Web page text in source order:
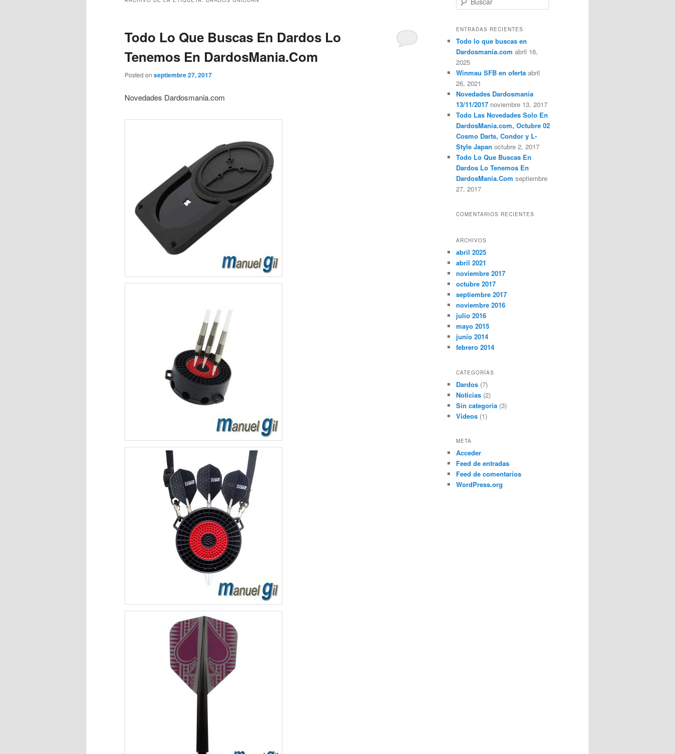
Todo Lo Que Buscas En Dardos Lo
Tenemos En DardosMania.Com
Posted on septiembre 27, 2017
Novedades Dardosmania.com
u
c
r
ENTRADAS RECIENTES
Todo lo que buscas en
Dardosmania.com abril 16,
2025
Winmau SFB en oferta abril
26, 2021
Novedades Dardosmania
13/11/2017 noviembre 13, 2017
Todo Las Novedades Solo En
DardosMania.com, Octubre 02
Cosmo Darts, Condor y L-
Style Japan octubre 2, 2017
Todo Lo Que Buscas En
Dardos Lo Tenemos En
DardosMania.Com septiembre
27, 2017
COMENTARIOS RECIENTES
ARCHIVOS
abril 2025
abril 2021
noviembre 2017
octubre 2017
septiembre 2017
noviembre 2016
julio 2016
mayo 2015
junio 2014
febrero 2014
CATEGORÍAS
Dardos (7)
Noticias (2)
Sin categoria (3)
Videos (1)
META
Acceder
Feed de entradas
Feed de comentarios
WordPress.org